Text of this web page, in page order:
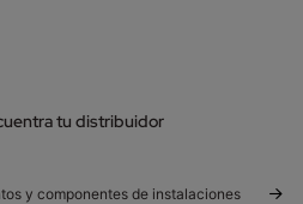
tu distribuidor
y componentes de instalaciones